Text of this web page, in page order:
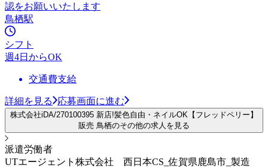
認をお願いいたします
鳥栖駅
シフト
週4日からOK
交通費支給
詳細を見る 応募画面に進む
株式会社iDA/270100395 新店!髪色自由・ネイルOK【フレッドペリー】
販売 鳥栖のその他の求人を見る
派遣労働者
UTエージェント株式会社 西日本CS_佐賀県鹿島市_製造